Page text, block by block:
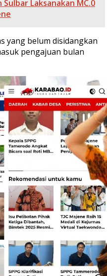
Laksanakan MC.0
yang belum disidangkan
pengajuan bulan